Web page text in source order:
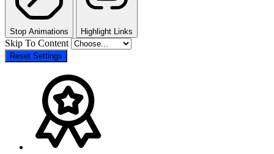
Stop Animations Highlight Links
Skip To Content
Reset Settings